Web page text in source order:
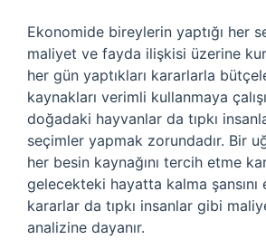
Ekonomide bireylerin yaptığı her
maliyet ve fayda ilişkisi üzerine
her gün yaptıkları kararlarla
kaynakları verimli kullanmaya
doğadaki hayvanlar da tıpkı
seçimler yapmak zorundadır. Bir
her besin kaynağını tercih etme
gelecekteki hayatta kalma şansını
kararlar da tıpkı insanlar gibi
analizine dayanır.